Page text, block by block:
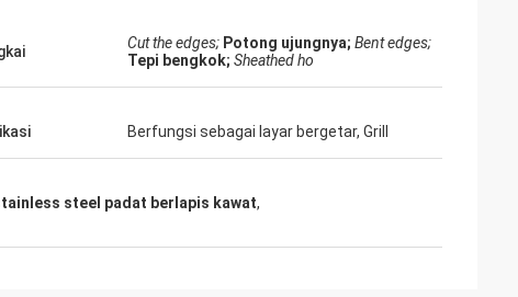
Cut the edges; Potong ujungnya; Bent edges;
Tepi bengkok; Sheathed ho
Berfungsi sebagai layar bergetar, Grill
steel padat berlapis kawat,